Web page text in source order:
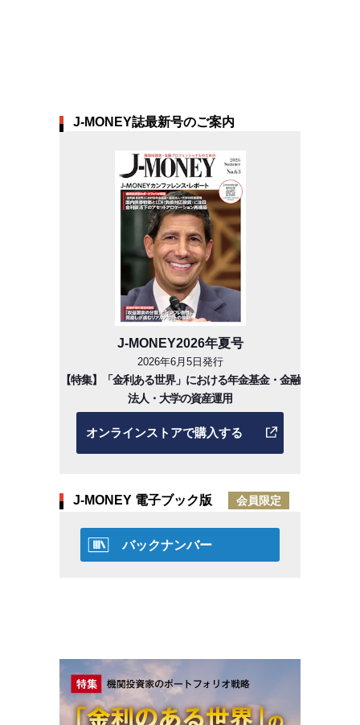
J-MONEY誌最新号のご案内
J-MONEY2026年夏号
2026年6月5日発行
【特集】「金利ある世界」における年金基金・金融
法人・大学の資産運用
オンラインストアで購入する
J-MONEY 電子ブック版 会員限定
バックナンバー